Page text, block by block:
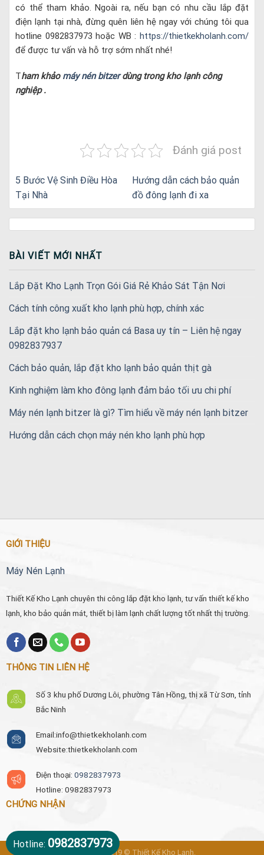
có thể tham khảo. Ngoài ra, nếu bạn có nhu cầu lắp đặt
điện lạnh tại nhà, đừng quên liên hệ ngay với chúng tôi qua
hotline 0982837973 hoặc WB : https://thietkekholanh.com/
để được tư vấn và hỗ trợ sớm nhất nhé!
Tham khảo máy nén bitzerdùng trong kho lạnh công
nghiệp .
Đánh giá post
5 Bước Vệ Sinh Điều Hòa
Tại Nhà
Hướng dẫn cách bảo quản
đồ đông lạnh đi xa
BÀI VIẾT MỚI NHẤT
Lắp Đặt Kho Lạnh Trọn Gói Giá Rẻ Khảo Sát Tận Nơi
Cách tính công xuất kho lạnh phù hợp, chính xác
Lắp đặt kho lạnh bảo quản cá Basa uy tín – Liên hệ ngay
0982837937
Cách bảo quản, lắp đặt kho lạnh bảo quản thịt gà
Kinh nghiệm làm kho đông lạnh đảm bảo tối ưu chi phí
Máy nén lạnh bitzer là gì? Tìm hiểu về máy nén lạnh bitzer
Hướng dẫn cách chọn máy nén kho lạnh phù hợp
GIỚI THIỆU
Máy Nén Lạnh
Thiết Kế Kho Lạnh chuyên thi công lắp đặt kho lạnh, tư vấn thiết kế kho
lạnh, kho bảo quản mát, thiết bị làm lạnh chất lượng tốt nhất thị trường.
THÔNG TIN LIÊN HỆ
Số 3 khu phố Dương Lôi, phường Tân Hồng, thị xã Từ Sơn, tỉnh
Bắc Ninh
Email:info@thietkekholanh.com
Website:thietkekholanh.com
Điện thoại: 0982837973
Hotline: 0982837973
CHỨNG NHẬN
Bản quyền 2019 © Thiết Kế Kho Lạnh.
Hotline: 0982837973